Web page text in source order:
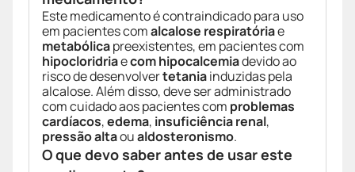
Este medicamento é contraindicado para uso
em pacientes comalcalose respiratóriae
metabólicapreexistentes, em pacientes com
hipocloridriaecom hipocalcemiadevido ao
risco de desenvolvertetaniainduzidas pela
alcalose. Além disso, deve ser administrado
com cuidado aos pacientes com problemas
cardíacos,edema, insuficiência renal,
pressão altaoualdosteronismo.
O que devo saber antes de usar este